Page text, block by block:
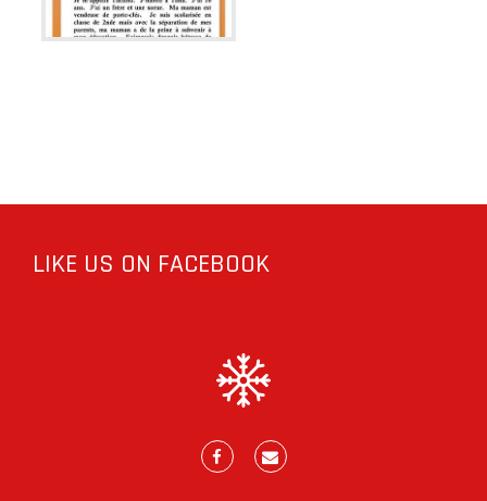
LIKE US ON FACEBOOK
FacebookE-